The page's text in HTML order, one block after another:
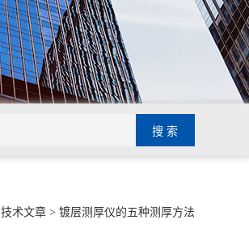
技术文章> 镀层测厚仪的五种测厚方法